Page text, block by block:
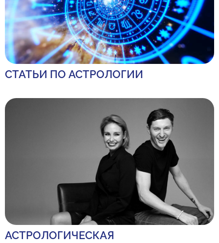
СТАТЬИ ПО АСТРОЛОГИИ
АСТРОЛОГИЧЕСКАЯ